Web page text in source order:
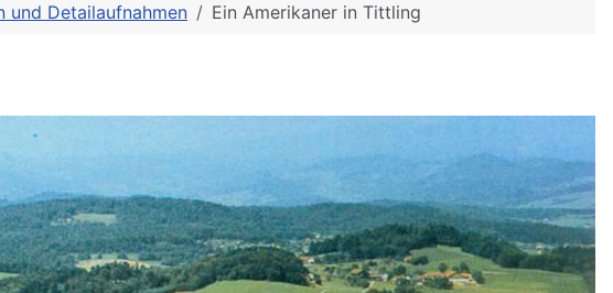
und Detailaufnahmen Ein Amerikaner in Tittling